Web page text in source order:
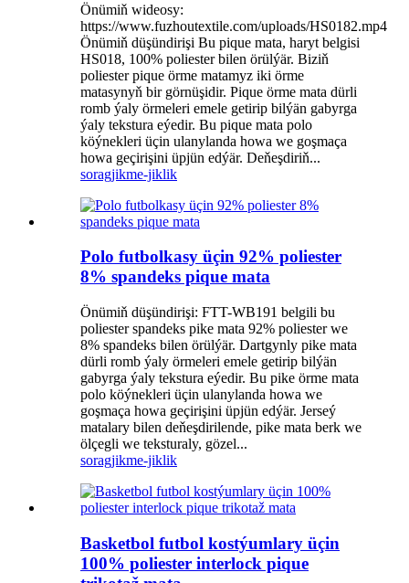
Önümiň wideosy:
https://www.fuzhoutextile.com/uploads/HS0182.mp4
Önümiň düşündirişi Bu pique mata, haryt belgisi
HS018, 100% poliester bilen örülýär. Biziň
poliester pique örme matamyz iki örme
matasynyň bir görnüşidir. Pique örme mata dürli
romb ýaly örmeleri emele getirip bilýän gabyrga
ýaly tekstura eýedir. Bu pique mata polo
köýnekleri üçin ulanylanda howa we goşmaça
howa geçirişini üpjün edýär. Deňeşdiriň...
soragjikme-jiklik
Polo futbolkasy üçin 92% poliester
8% spandeks pique mata
Önümiň düşündirişi: FTT-WB191 belgili bu
poliester spandeks pike mata 92% poliester we
8% spandeks bilen örülýär. Dartgynly pike mata
dürli romb ýaly örmeleri emele getirip bilýän
gabyrga ýaly tekstura eýedir. Bu pike örme mata
polo köýnekleri üçin ulanylanda howa we
goşmaça howa geçirişini üpjün edýär. Jerseý
matalary bilen deňeşdirilende, pike mata berk we
ölçegli we teksturaly, gözel...
soragjikme-jiklik
Basketbol futbol kostýumlary üçin
100% poliester interlock pique